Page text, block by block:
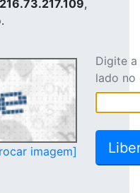
216.73.217.109,
imagem]
Digite
lado no